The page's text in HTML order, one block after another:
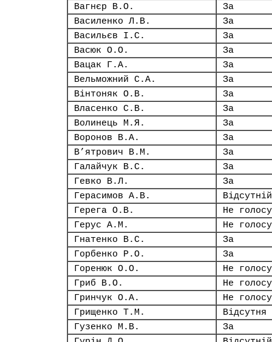
Вагнєр В.О.
За
Василенко Л.В.
За
Васильєв І.С.
За
Васюк О.О.
За
Вацак Г.А.
За
Вельможний С.А.
За
Вінтоняк О.В.
За
Власенко С.В.
За
Волинець М.Я.
За
Воронов В.А.
За
В’ятрович В.М.
За
Галайчук В.С.
За
Гевко В.Л.
За
Герасимов А.В.
Відсутній
Герега О.В.
Не
Герус А.М.
Не
Гнатенко В.С.
За
Горбенко Р.О.
За
Горенюк О.О.
Не
Гриб В.О.
Не
Гринчук О.А.
Не
Грищенко Т.М.
Відсутня
Гузенко М.В.
За